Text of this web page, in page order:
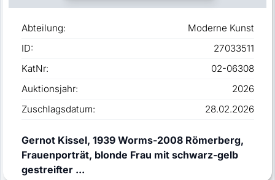
Abteilung:
Moderne Kunst
ID:
27033511
KatNr:
02-06308
Auktionsjahr:
2026
Zuschlagsdatum:
28.02.2026
Gernot Kissel, 1939 Worms-2008 Römerberg,
Frauenporträt, blonde Frau mit schwarz-gelb
gestreifter ...